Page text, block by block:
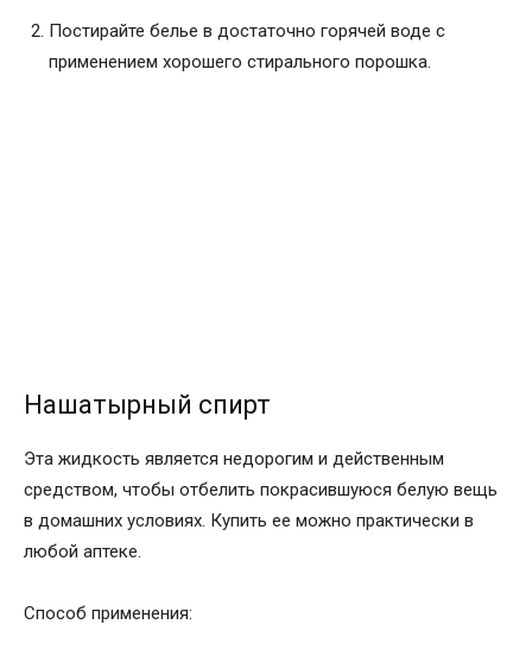
Постирайте белье в достаточно горячей воде с
применением хорошего стирального порошка.
Нашатырный спирт
Эта жидкость является недорогим и действенным
средством, чтобы отбелить покрасившуюся белую вещь
в домашних условиях. Купить ее можно практически в
любой аптеке.
Способ применения: